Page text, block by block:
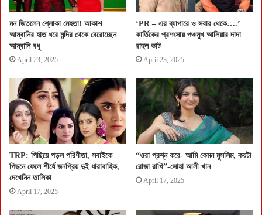
মন জিতলেন শ্লোকা মেহতা! আকাশ
আম্বানির হাত ধরে মন্দির থেকে বেরোচ্ছেন
আম্বানি বধূ
April 23, 2025
‘PR – এর ব্যাপারে ও সবার থেকে….’
কার্তিকের প্রশংসায় পঞ্চমুখ আলিয়ার দাদা
রাহুল ভাট
April 23, 2025
TRP: পিছিয়ে পড়ল পরিণীতা, সবাইকে
পিছনে ফেলে শীর্ষে জনপ্রিয় দুই ধারাবাহিক,
দেখেনিন তালিকা
April 17, 2025
“ওরা প্রশ্ন করে- আমি কেমন মুসলিম, কয়টা
রোজা রাখি”-সোহা আলী খান
April 17, 2025